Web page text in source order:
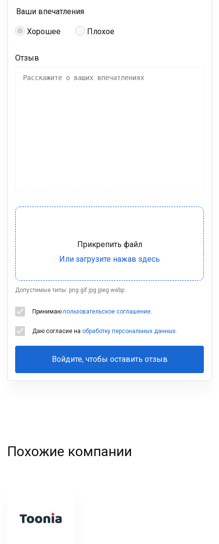
Ваши впечатления
Хорошее Плохое
Отзыв
Допустимые типы: png gif jpg jpeg webp.
Принимаю пользовательское соглашение.
Даю согласие на обработку персональных данных.
Войдите, чтобы оставить отзыв
Ваша
Похожие компании